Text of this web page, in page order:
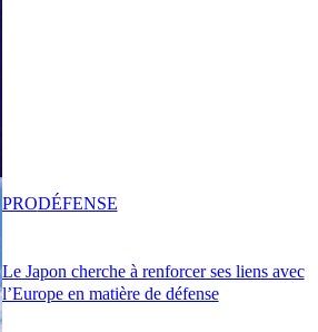
Le Japon cherche à renforcer ses liens avec
l’Europe en matière de défense
PRODÉFENSE